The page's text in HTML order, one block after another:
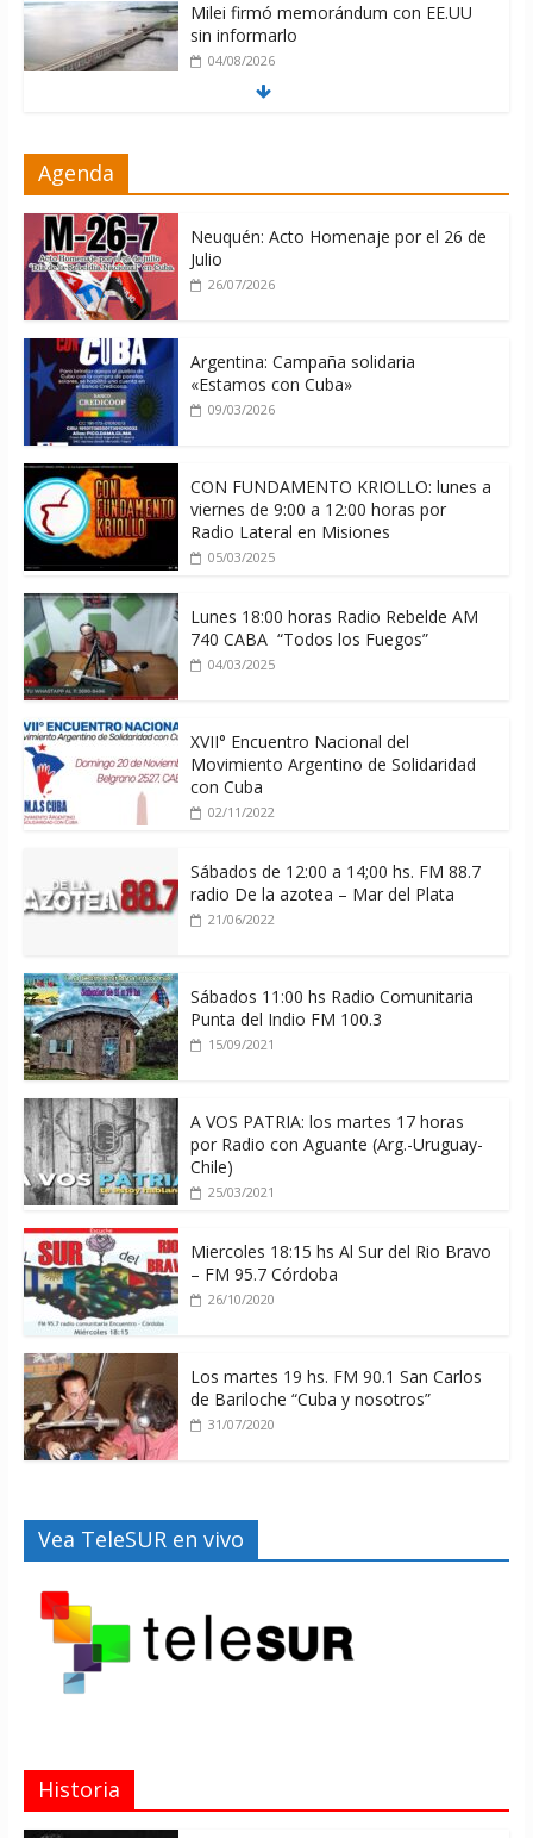
Milei firmó memorándum con EE.UU
sin informarlo
04/08/2026
con Rusia y China
Agenda
Neuquén: Acto Homenaje por el 26 de
Julio
26/07/2026
Argentina: Campaña solidaria
«Estamos con Cuba»
09/03/2026
CON FUNDAMENTO KRIOLLO: lunes a
viernes de 9:00 a 12:00 horas por
Radio Lateral en Misiones
05/03/2025
Lunes 18:00 horas Radio Rebelde AM
740 CABA “Todos los Fuegos”
04/03/2025
XVII° Encuentro Nacional del
Movimiento Argentino de Solidaridad
con Cuba
02/11/2022
Sábados de 12:00 a 14;00 hs. FM 88.7
radio De la azotea – Mar del Plata
21/06/2022
Sábados 11:00 hs Radio Comunitaria
Punta del Indio FM 100.3
15/09/2021
A VOS PATRIA: los martes 17 horas
por Radio con Aguante (Arg.-Uruguay-
Chile)
25/03/2021
Miercoles 18:15 hs Al Sur del Rio Bravo
– FM 95.7 Córdoba
26/10/2020
Los martes 19 hs. FM 90.1 San Carlos
de Bariloche “Cuba y nosotros”
31/07/2020
Vea TeleSUR en vivo
Historia